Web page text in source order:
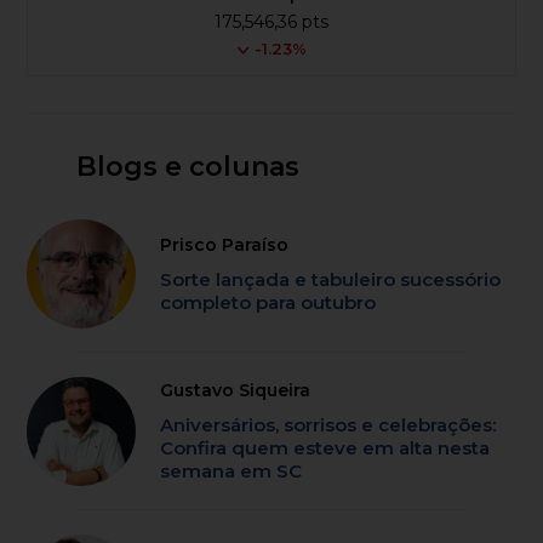
175,546,36 pts
-1.23%
Blogs e colunas
Prisco Paraíso
Sorte lançada e tabuleiro sucessório
completo para outubro
Gustavo Siqueira
Aniversários, sorrisos e celebrações:
Confira quem esteve em alta nesta
semana em SC